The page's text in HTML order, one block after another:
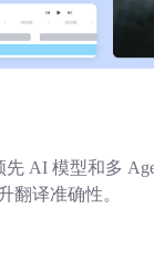
先 AI 模型和多
翻译准确性。